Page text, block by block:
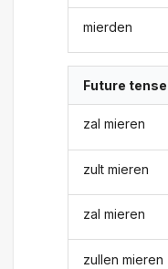
mierden
Future tense
zal mieren
zult mieren
zal mieren
zullen mieren